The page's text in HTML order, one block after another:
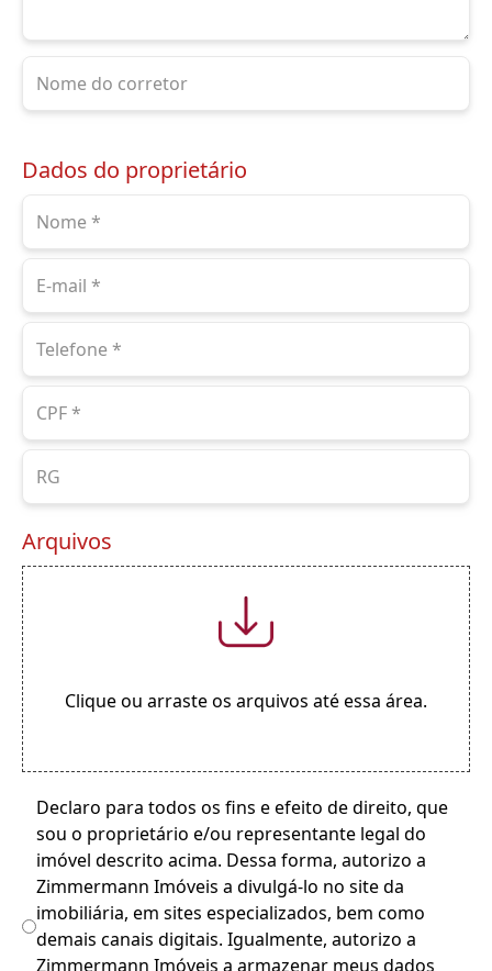
Dados do proprietário
Arquivos
Clique ou arraste os arquivos até essa área.
Declaro para todos os fins e efeito de direito, que
sou o proprietário e/ou representante legal do
imóvel descrito acima. Dessa forma, autorizo a
Zimmermann Imóveis a divulgá-lo no site da
imobiliária, em sites especializados, bem como
demais canais digitais. Igualmente, autorizo a
Zimmermann Imóveis a armazenar meus dados